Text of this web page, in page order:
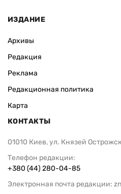
ИЗДАНИЕ
Архивы
Редакция
Реклама
Редакционная политика
Карта
КОНТАКТЫ
01010 Киев, ул. Князей
Телефон редакции:
+380 (44) 280-04-85
Электронная почта редакции: